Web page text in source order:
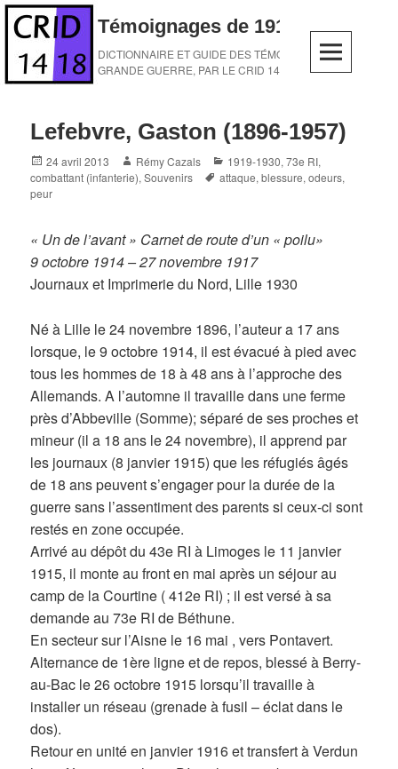
Skip
content
Témoignages de 1914-1918
DICTIONNAIRE ET GUIDE DES TÉMOINS DE LA
GRANDE GUERRE, PAR LE CRID 14-18
Lefebvre, Gaston (1896-1957)
Posted
on
24 avril 2013 Author
Rémy Cazals Categories
1919-1930,73e RI,
combattant (infanterie),Souvenirs Tags
attaque,blessure,odeurs,
peur
« Un de l’avant » Carnet de route d’un « poilu»
9 octobre 1914 – 27 novembre 1917
Journaux et Imprimerie du Nord, Lille 1930
Né à Lille le 24 novembre 1896, l’auteur a 17 ans
lorsque, le 9 octobre 1914, il est évacué à pied avec
tous les hommes de 18 à 48 ans à l’approche des
Allemands. A l’automne il travaille dans une ferme
près d’Abbeville (Somme); séparé de ses proches et
mineur (il a 18 ans le 24 novembre), il apprend par
les journaux (8 janvier 1915) que les réfugiés âgés
de 18 ans peuvent s’engager pour la durée de la
guerre sans l’assentiment des parents si ceux-ci sont
restés en zone occupée.
Arrivé au dépôt du 43e RI à Limoges le 11 janvier
1915, il monte au front en mai après un séjour au
camp de la Courtine ( 412e RI) ; il est versé à sa
demande au 73e RI de Béthune.
En secteur sur l’Aisne le 16 mai , vers Pontavert.
Alternance de 1ère ligne et de repos, blessé à Berry-
au-Bac le 26 octobre 1915 lorsqu’il travaille à
installer un réseau (grenade à fusil – éclat dans le
dos).
Retour en unité en janvier 1916 et transfert à Verdun